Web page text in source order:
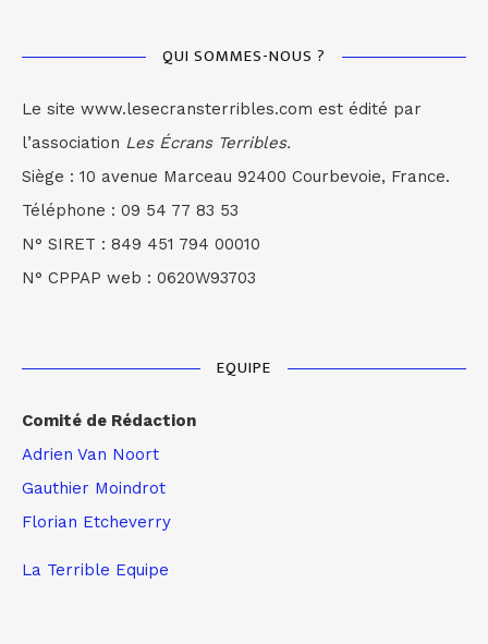
QUI SOMMES-NOUS ?
Le site www.lesecransterribles.com est édité par
l’association Les Écrans Terribles.
Siège : 10 avenue Marceau 92400 Courbevoie, France.
Téléphone : 09 54 77 83 53
N° SIRET : 849 451 794 00010
N° CPPAP web : 0620W93703
EQUIPE
Comité de Rédaction
Adrien Van Noort
Gauthier Moindrot
Florian Etcheverry
La Terrible Equipe